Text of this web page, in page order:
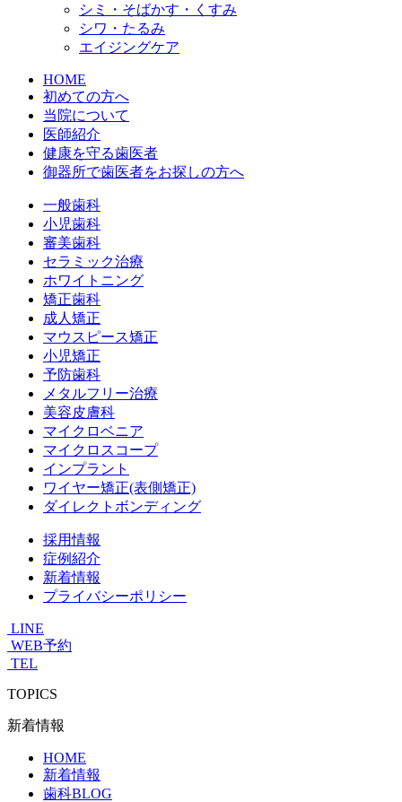
シミ・そばかす・くすみ
シワ・たるみ
エイジングケア
HOME
初めての方へ
当院について
医師紹介
健康を守る歯医者
御器所で歯医者をお探しの方へ
一般歯科
小児歯科
審美歯科
セラミック治療
ホワイトニング
矯正歯科
成人矯正
マウスピース矯正
小児矯正
予防歯科
メタルフリー治療
美容皮膚科
マイクロベニア
マイクロスコープ
インプラント
ワイヤー矯正(表側矯正)
ダイレクトボンディング
採用情報
症例紹介
新着情報
プライバシーポリシー
LINE
WEB予約
TEL
TOPICS
新着情報
HOME
新着情報
歯科BLOG